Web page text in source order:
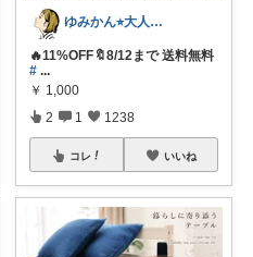
ゆみかん⭐︎大人の暮らし研究室
🔥11%OFF🔖8/12まで 送料無料
# ...
￥ 1,000
2 1 1238
コレ いいね